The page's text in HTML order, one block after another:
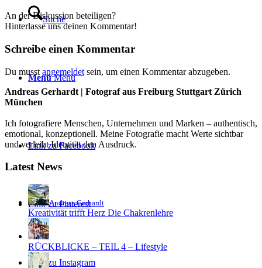
Suche
Menü Menü
Link zu Facebook
Link zu Pinterest
Link zu Instagram
An der Diskussion beteiligen?
Hinterlasse uns deinen Kommentar!
Schreibe einen Kommentar
Du musst angemeldet sein, um einen Kommentar abzugeben.
Andreas Gerhardt | Fotograf aus Freiburg Stuttgart Zürich
München
Ich fotografiere Menschen, Unternehmen und Marken – authentisch,
emotional, konzeptionell. Meine Fotografie macht Werte sichtbar
und verleiht Identität den Ausdruck.
Latest News
Andreas Gerhardt
Kreativität trifft Herz Die Chakrenlehre
RÜCKBLICKE – TEIL 4 – Lifestyle